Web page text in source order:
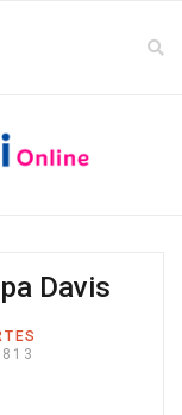
Davis